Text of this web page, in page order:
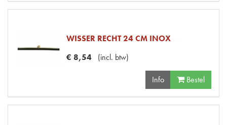
WISSER RECHT 24 CM INOX
€ 8,54 (incl. btw)
Info Bestel